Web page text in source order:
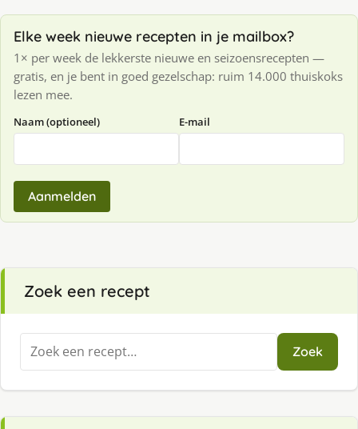
Elke week nieuwe recepten in je mailbox?
1× per week de lekkerste nieuwe en seizoensrecepten —
gratis, en je bent in goed gezelschap: ruim 14.000 thuiskoks
lezen mee.
Naam (optioneel) E-mail
Aanmelden
Zoek een recept
Zoeken
naar:
Zoek